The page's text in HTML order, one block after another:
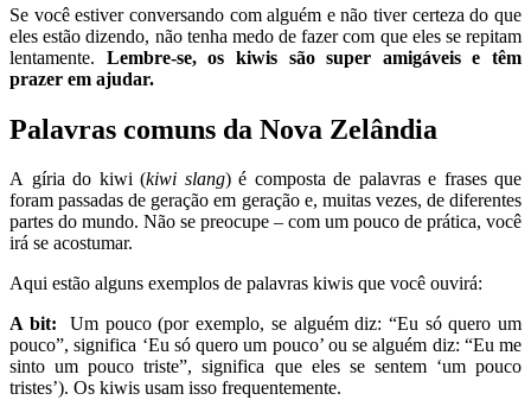
Se você estiver conversando com alguém e não tiver certeza do que
eles estão dizendo, não tenha medo de fazer com que eles se repitam
lentamente. Lembre-se, os kiwissão super amigáveis ​​e têm
prazer em ajudar.
Palavras comuns da Nova Zelândia
A gíria do kiwi(kiwi slang) é composta de palavras e frases que
foram passadas de geração em geração e, muitas vezes, de diferentes
partes do mundo. Não se preocupe – com um pouco de prática, você
irá se acostumar.
Aqui estão alguns exemplos de palavras kiwis que você ouvirá:
A bit:
Um pouco (por exemplo, se alguém diz: “Eu só quero um
pouco”, significa ‘Eu só quero um pouco’ ou se alguém diz: “Eu me
sinto um pouco triste”, significa que eles se sentem ‘um pouco
tristes’). Os kiwis usam isso frequentemente.